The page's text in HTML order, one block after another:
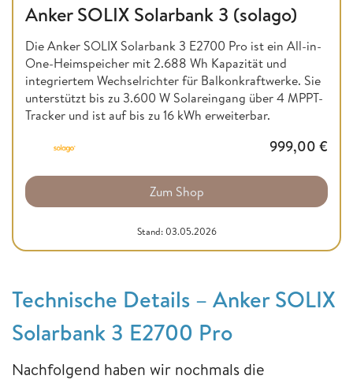
Anker SOLIX Solarbank 3 (solago)
Die Anker SOLIX Solarbank 3 E2700 Pro ist ein All-in-
One-Heimspeicher mit 2.688 Wh Kapazität und
integriertem Wechselrichter für Balkonkraftwerke. Sie
unterstützt bis zu 3.600 W Solareingang über 4 MPPT-
Tracker und ist auf bis zu 16 kWh erweiterbar.
999,00 €
Zum Shop
Stand: 03.05.2026
Technische Details – Anker SOLIX
Solarbank 3 E2700 Pro
Nachfolgend haben wir nochmals die